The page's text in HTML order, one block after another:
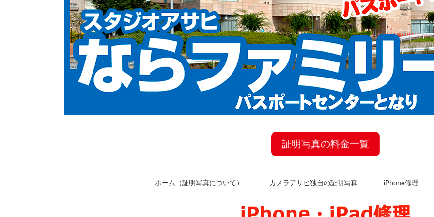
証明写真の料金一覧
ホーム（証明写真について） カメラアサヒ独自の証明写真 iPhone修理